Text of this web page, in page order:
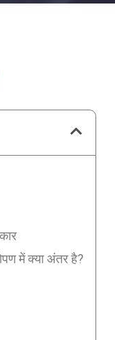
में क्या अंतर है?